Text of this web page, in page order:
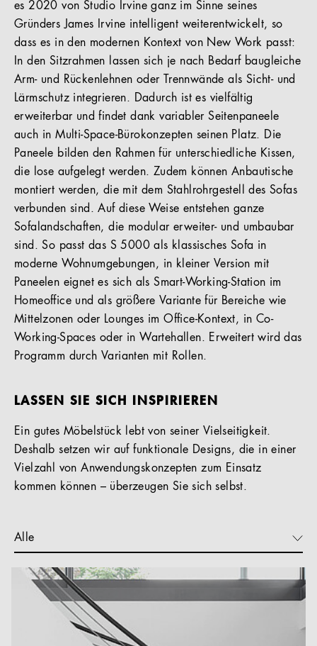
es 2020 von Studio Irvine ganz im Sinne seines
Gründers James Irvine intelligent weiterentwickelt, so
dass es in den modernen Kontext von New Work passt:
In den Sitzrahmen lassen sich je nach Bedarf baugleiche
Arm- und Rückenlehnen oder Trennwände als Sicht- und
Lärmschutz integrieren. Dadurch ist es vielfältig
erweiterbar und findet dank variabler Seitenpaneele
auch in Multi-Space-Bürokonzepten seinen Platz. Die
Paneele bilden den Rahmen für unterschiedliche Kissen,
die lose aufgelegt werden. Zudem können Anbautische
montiert werden, die mit dem Stahlrohrgestell des Sofas
verbunden sind. Auf diese Weise entstehen ganze
Sofalandschaften, die modular erweiter- und umbaubar
sind. So passt das S 5000 als klassisches Sofa in
moderne Wohnumgebungen, in kleiner Version mit
Paneelen eignet es sich als Smart-Working-Station im
Homeoffice und als größere Variante für Bereiche wie
Mittelzonen oder Lounges im Office-Kontext, in Co-
Working-Spaces oder in Wartehallen. Erweitert wird das
Programm durch Varianten mit Rollen.
LASSEN SIE SICH INSPIRIEREN
Ein gutes Möbelstück lebt von seiner Vielseitigkeit.
Deshalb setzen wir auf funktionale Designs, die in einer
Vielzahl von Anwendungskonzepten zum Einsatz
kommen können – überzeugen Sie sich selbst.
Alle